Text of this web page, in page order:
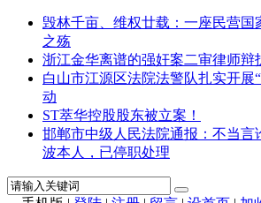
毁林千亩、维权廿载：一座民营国
之殇
浙江金华离谱的强奸案二审律师辩
白山市江源区法院法警队扎实开展
动
ST萃华控股股东被立案！
邯郸市中级人民法院通报：不当言
波本人，已停职处理